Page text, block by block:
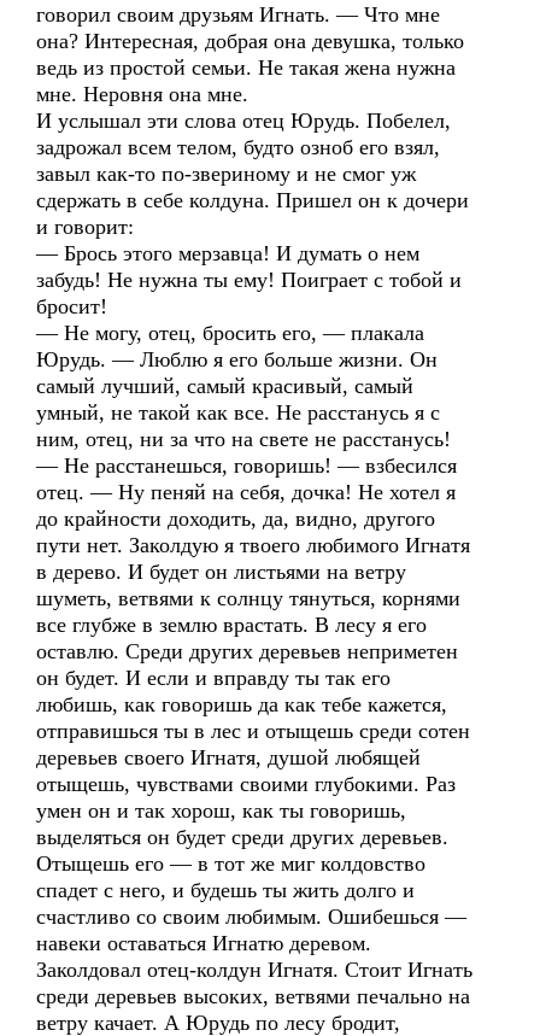
говорил своим друзьям Игнать. — Что мне
она? Интересная, добрая она девушка, только
ведь из простой семьи. Не такая жена нужна
мне. Неровня она мне.
И услышал эти слова отец Юрудь. Побелел,
задрожал всем телом, будто озноб его взял,
завыл как-то по-звериному и не смог уж
сдержать в себе колдуна. Пришел он к дочери
и говорит:
— Брось этого мерзавца! И думать о нем
забудь! Не нужна ты ему! Поиграет с тобой и
бросит!
— Не могу, отец, бросить его, — плакала
Юрудь. — Люблю я его больше жизни. Он
самый лучший, самый красивый, самый
умный, не такой как все. Не расстанусь я с
ним, отец, ни за что на свете не расстанусь!
— Не расстанешься, говоришь! — взбесился
отец. — Ну пеняй на себя, дочка! Не хотел я
до крайности доходить, да, видно, другого
пути нет. Заколдую я твоего любимого Игнатя
в дерево. И будет он листьями на ветру
шуметь, ветвями к солнцу тянуться, корнями
все глубже в землю врастать. В лесу я его
оставлю. Среди других деревьев неприметен
он будет. И если и вправду ты так его
любишь, как говоришь да как тебе кажется,
отправишься ты в лес и отыщешь среди сотен
деревьев своего Игнатя, душой любящей
отыщешь, чувствами своими глубокими. Раз
умен он и так хорош, как ты говоришь,
выделяться он будет среди других деревьев.
Отыщешь его — в тот же миг колдовство
спадет с него, и будешь ты жить долго и
счастливо со своим любимым. Ошибешься —
навеки оставаться Игнатю деревом.
Заколдовал отец-колдун Игнатя. Стоит Игнать
среди деревьев высоких, ветвями печально на
ветру качает. А Юрудь по лесу бродит,